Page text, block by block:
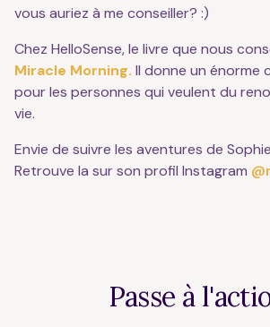
vous auriez à me conseiller? :)
Chez HelloSense, le livre que nous
Miracle Morning. Il donne un énorme
pour les personnes qui veulent du
vie.
Envie de suivre les aventures de
Retrouve la sur son profil Instagram
Passe à